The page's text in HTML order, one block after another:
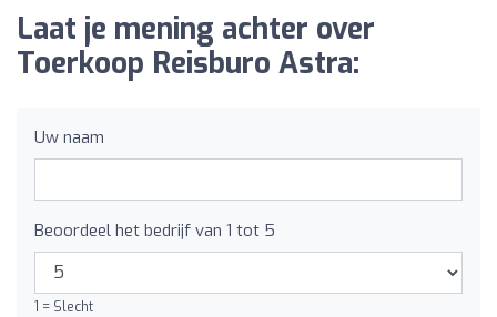
Laat je mening achter over
Toerkoop Reisburo Astra:
Uw naam
Beoordeel het bedrijf van 1 tot 5
1 = Slecht